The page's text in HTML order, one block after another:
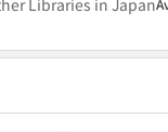
Libraries in Japan